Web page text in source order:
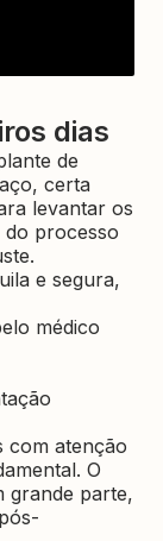
dias
de
certa
levantar os
do processo
e segura,
médico
com atenção
O
grande parte,